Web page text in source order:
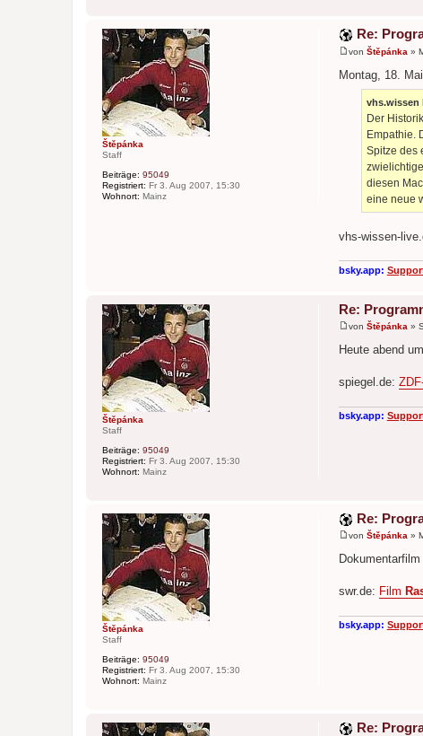
Štěpánka
Staff
Beiträge: 95049
Registriert: Fr 3. Aug 2007, 15:30
Wohnort: Mainz
Re:
i
von Štěpánka »
Montag, 18.
vhs.wissen
Der
Empathie.
Spitze des
diesen
eine neue
vhs-wissen-
bsky.app:
Štěpánka
Staff
Beiträge: 95049
Registriert: Fr 3. Aug 2007, 15:30
Wohnort: Mainz
Re:
i
a
von Štěpánka »
Heute abend
spiegel.de:
bsky.app:
Štěpánka
Staff
Beiträge: 95049
Registriert: Fr 3. Aug 2007, 15:30
Wohnort: Mainz
Re:
e
i
a
von Štěpánka »
swr.de: Film
bsky.app:
Re: